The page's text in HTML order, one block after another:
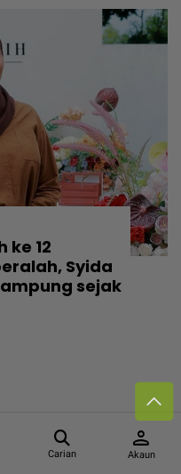
Carian
person
Akaun
ke 12
Syida
sejak
kami